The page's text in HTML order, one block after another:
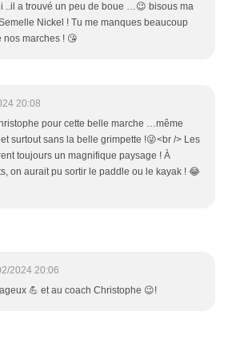
..il a trouvé un peu de boue …😉 bisous ma
Nickel ! Tu me manques beaucoup
nos marches ! 😘
20:08
pour cette belle marche …même
surtout sans la belle grimpette !😜<br /> Les
toujours un magnifique paysage ! À
on aurait pu sortir le paddle ou le kayak ! 😂
2024 20:06
💪 et au coach Christophe 😉!